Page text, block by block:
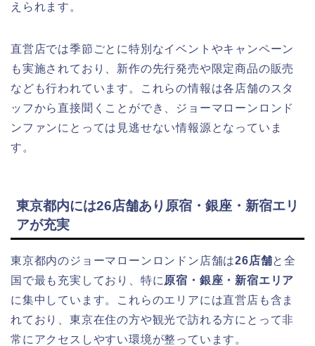
えられます。
直営店では季節ごとに特別なイベントやキャンペーン
も実施されており、新作の先行発売や限定商品の販売
なども行われています。これらの情報は各店舗のスタ
ッフから直接聞くことができ、ジョーマローンロンド
ンファンにとっては見逃せない情報源となっていま
す。
東京都内には26店舗あり原宿・銀座・新宿エリ
アが充実
東京都内のジョーマローンロンドン店舗は26店舗と全
国で最も充実しており、特に 原宿・銀座・新宿エリア
に集中しています。これらのエリアには直営店も含ま
れており、東京在住の方や観光で訪れる方にとって非
常にアクセスしやすい環境が整っています。